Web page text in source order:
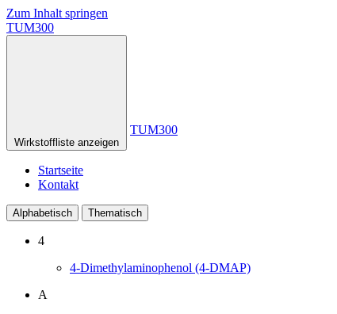
Zum Inhalt springen
TUM300
Wirkstoffliste anzeigen
TUM300
Startseite
Kontakt
Alphabetisch Thematisch
4
4-Dimethylaminophenol (4-DMAP)
A